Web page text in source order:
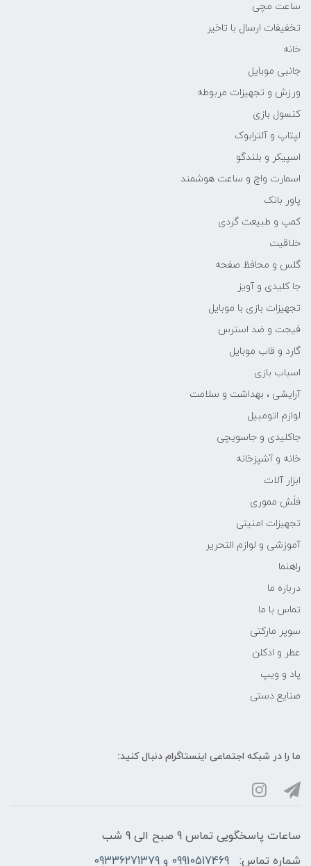
ساعت مچی
تخفیفات ارسال با تاخیر
خانه
جانبی موبایل
ورزش و تجهیزات مربوطه
کنسول بازی
لپتاپ و آلترابوک
اسپیکر و بلندگو
اسمارت واچ و ساعت هوشمند
پاور بانک
کمپ و طبیعت گردی
خلاقیت
گلس و محافظ صفحه
جا کلیدی و آویز
تجهیزات بازی با موبایل
فیجت و ضد استرس
گارد و قاب موبایل
اسباب بازی
آرایشی ، بهداشت و سلامت
لوازم اتومبیل
جاکلیدی و جاسویچی
خانه و آشپزخانه
ابزار آلات
فلَش مموری
تجهیزات امنیتی
آموزشی و لوازم التحریر
راهنما
درباره ما
تماس با ما
سوپر مارکتی
عطر و ادکلن
پاد و ویپ
صنایع دستی
ما را در شبکه‌ اجتماعی اینستاگرام دنبال کنید:
ساعات پاسخگویی تماس 9 صبح الی 9 شب
شماره تماس:
09910517469 و 09336271379